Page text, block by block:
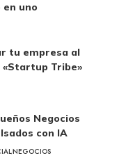
uno
tu empresa al
Tribe»
Negocios
con IA
NEGOCIOS